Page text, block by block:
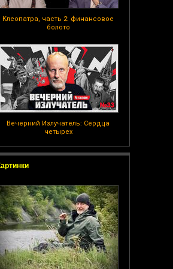
Клеопатра, часть 2: финансовое
болото
Вечерний Излучатель: Сердца
четырех